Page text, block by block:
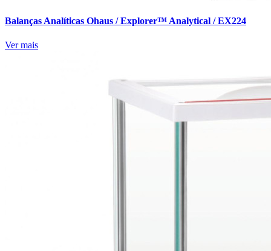
Balanças Analíticas Ohaus / Explorer™ Analytical / EX224
Ver mais